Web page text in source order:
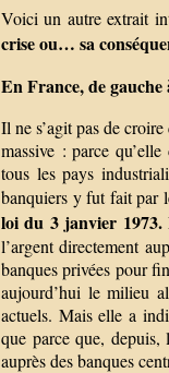
Voici un autre extrait
crise ou… sa
En France, de
Il ne s’agit pas de
massive : parce
tous les pays
banquiers y fut fait par
loi du 3 janvier 1973.
l’argent directement
banques privées pour
aujourd’hui le milieu
actuels. Mais elle a
que parce que, depuis,
auprès des banques